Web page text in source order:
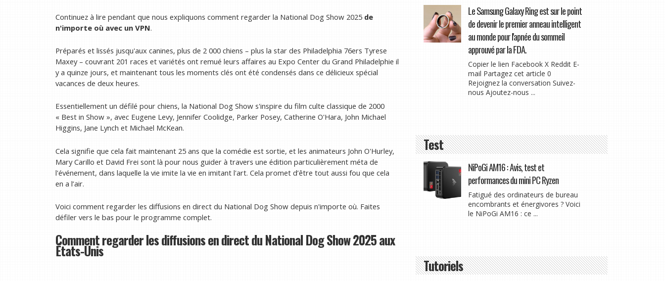
Continuez à lire pendant que nous expliquons comment regarder la National Dog Show 2025 de
n'importe où avec un VPN.
Préparés et lissés jusqu'aux canines, plus de 2 000 chiens – plus la star des Philadelphia 76ers Tyrese
Maxey – couvrant 201 races et variétés ont remué leurs affaires au Expo Center du Grand Philadelphie il
y a quinze jours, et maintenant tous les moments clés ont été condensés dans ce délicieux spécial
vacances de deux heures.
Essentiellement un défilé pour chiens, la National Dog Show s'inspire du film culte classique de 2000
« Best in Show », avec Eugene Levy, Jennifer Coolidge, Parker Posey, Catherine O'Hara, John Michael
Higgins, Jane Lynch et Michael McKean.
Cela signifie que cela fait maintenant 25 ans que la comédie est sortie, et les animateurs John O'Hurley,
Mary Carillo et David Frei sont là pour nous guider à travers une édition particulièrement méta de
l'événement, dans laquelle la vie imite la vie en imitant l'art. Cela promet d’être tout aussi fou que cela
en a l’air.
Voici comment regarder les diffusions en direct du National Dog Show depuis n'importe où. Faites
défiler vers le bas pour le programme complet.
Comment regarder les diffusions en direct du National Dog Show 2025 aux
États-Unis
Le Samsung Galaxy Ring est sur le point
de devenir le premier anneau intelligent
au monde pour l'apnée du sommeil
approuvé par la FDA.
Copier le lien Facebook X Reddit E-
mail Partagez cet article 0
Rejoignez la conversation Suivez-
nous Ajoutez-nous ...
Test
NiPoGi AM16 : Avis, test et
performances du mini PC Ryzen
Fatigué des ordinateurs de bureau
encombrants et énergivores ? Voici
le NiPoGi AM16 : ce ...
Tutoriels